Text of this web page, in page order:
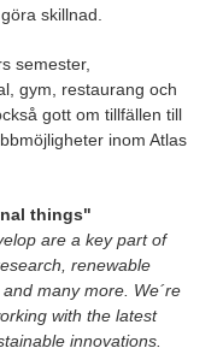
skillnad.
semester,
gym, restaurang och
gott om tillfällen till
inom Atlas
things"
are a key part of
renewable
many more. We´re
with the latest
innovations.